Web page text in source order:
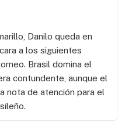
Danilo queda en
a los siguientes
Brasil domina el
contundente, aunque el
nota de atención para el